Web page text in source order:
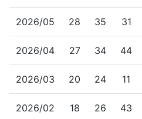
2026/05 28 35 31
2026/04 27 34 44
2026/03 20 24 11
2026/02 18 26 43